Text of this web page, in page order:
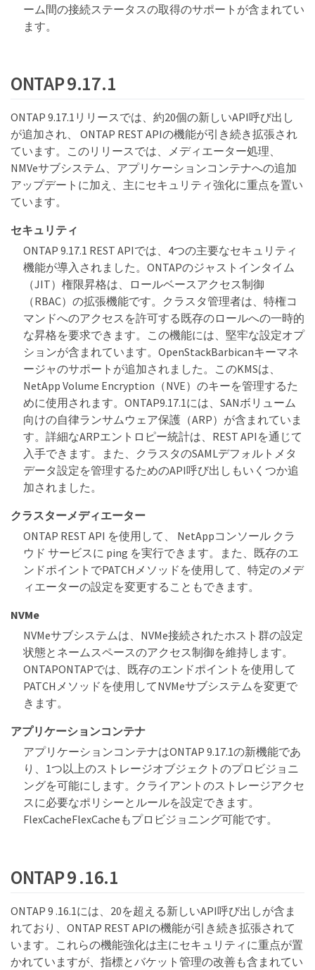
ーム間の接続ステータスの取得のサポートが含まれてい
ます。
ONTAP 9.17.1
ONTAP 9.17.1リリースでは、約20個の新しいAPI呼び出し
が追加され、 ONTAP REST APIの機能が引き続き拡張され
ています。このリリースでは、メディエーター処理、
NMVeサブシステム、アプリケーションコンテナへの追加
アップデートに加え、主にセキュリティ強化に重点を置い
ています。
セキュリティ
ONTAP 9.17.1 REST APIでは、4つの主要なセキュリティ
機能が導入されました。ONTAPのジャストインタイム
（JIT）権限昇格は、ロールベースアクセス制御
（RBAC）の拡張機能です。クラスタ管理者は、特権コ
マンドへのアクセスを許可する既存のロールへの一時的
な昇格を要求できます。この機能には、堅牢な設定オプ
ションが含まれています。OpenStackBarbicanキーマネ
ージャのサポートが追加されました。このKMSは、
NetApp Volume Encryption（NVE）のキーを管理するた
めに使用されます。ONTAP9.17.1には、SANボリューム
向けの自律ランサムウェア保護（ARP）が含まれていま
す。詳細なARPエントロピー統計は、REST APIを通じて
入手できます。また、クラスタのSAMLデフォルトメタ
データ設定を管理するためのAPI呼び出しもいくつか追
加されました。
クラスターメディエーター
ONTAP REST API を使用して、 NetAppコンソール クラ
ウド サービスに ping を実行できます。また、既存のエ
ンドポイントでPATCHメソッドを使用して、特定のメデ
ィエーターの設定を変更することもできます。
NVMe
NVMeサブシステムは、NVMe接続されたホスト群の設定
状態とネームスペースのアクセス制御を維持します。
ONTAPONTAPでは、既存のエンドポイントを使用して
PATCHメソッドを使用してNVMeサブシステムを変更で
きます。
アプリケーションコンテナ
アプリケーションコンテナはONTAP 9.17.1の新機能であ
り、1つ以上のストレージオブジェクトのプロビジョニ
ングを可能にします。クライアントのストレージアクセ
スに必要なポリシーとルールを設定できます。
FlexCacheFlexCacheもプロビジョニング可能です。
ONTAP 9 .16.1
ONTAP 9 .16.1には、20を超える新しいAPI呼び出しが含ま
れており、ONTAP REST APIの機能が引き続き拡張されて
います。これらの機能強化は主にセキュリティに重点が置
かれていますが、指標とバケット管理の改善も含まれてい